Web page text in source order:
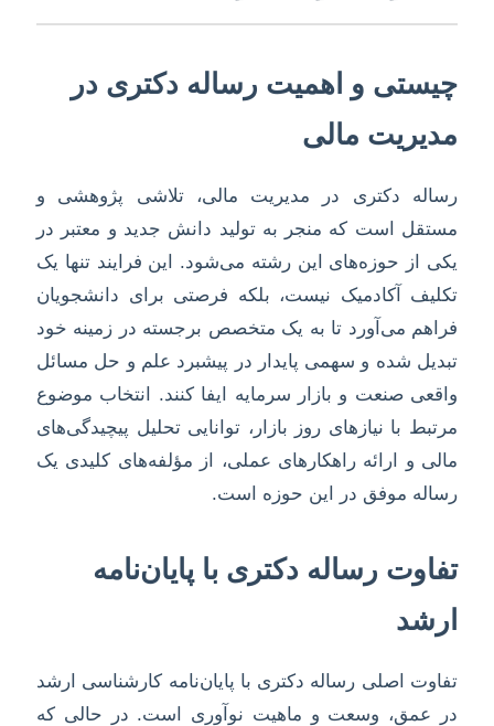
چیستی و اهمیت رساله دکتری در
مدیریت مالی
رساله دکتری در مدیریت مالی، تلاشی پژوهشی و
مستقل است که منجر به تولید دانش جدید و معتبر در
یکی از حوزه‌های این رشته می‌شود. این فرایند تنها یک
تکلیف آکادمیک نیست، بلکه فرصتی برای دانشجویان
فراهم می‌آورد تا به یک متخصص برجسته در زمینه خود
تبدیل شده و سهمی پایدار در پیشبرد علم و حل مسائل
واقعی صنعت و بازار سرمایه ایفا کنند. انتخاب موضوع
مرتبط با نیازهای روز بازار، توانایی تحلیل پیچیدگی‌های
مالی و ارائه راهکارهای عملی، از مؤلفه‌های کلیدی یک
رساله موفق در این حوزه است.
تفاوت رساله دکتری با پایان‌نامه
ارشد
تفاوت اصلی رساله دکتری با پایان‌نامه کارشناسی ارشد
در عمق، وسعت و ماهیت نوآوری است. در حالی که